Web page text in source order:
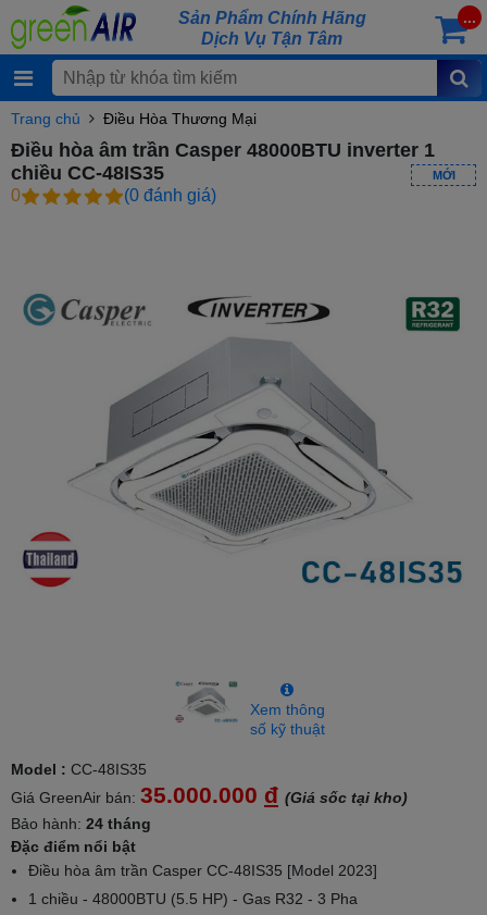
Sản Phẩm Chính Hãng
Dịch Vụ Tận Tâm
...
Trang chủ Điều Hòa Thương Mại
Điều hòa âm trần Casper 48000BTU inverter 1
chiều CC-48IS35
MỚI
0 (0 đánh giá)
Xem thông
số kỹ thuật
Model : CC-48IS35
Giá GreenAir bán: 35.000.000 đ (Giá sốc tại kho)
Bảo hành: 24 tháng
Đặc điểm nổi bật
Điều hòa âm trần Casper CC-48IS35 [Model 2023]
1 chiều - 48000BTU (5.5 HP) - Gas R32 - 3 Pha